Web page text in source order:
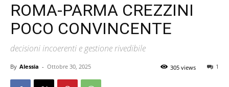
ROMA-PARMA CREZZINI
POCO CONVINCENTE
decisioni incoerenti e gestione rivedibile
By Alessia - Ottobre 30, 2025 1
305 views